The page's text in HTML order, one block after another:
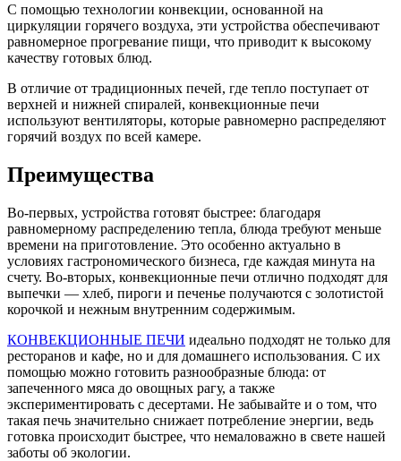
С помощью технологии конвекции, основанной на
циркуляции горячего воздуха, эти устройства обеспечивают
равномерное прогревание пищи, что приводит к высокому
качеству готовых блюд.
В отличие от традиционных печей, где тепло поступает от
верхней и нижней спиралей, конвекционные печи
используют вентиляторы, которые равномерно распределяют
горячий воздух по всей камере.
Преимущества
Во-первых, устройства готовят быстрее: благодаря
равномерному распределению тепла, блюда требуют меньше
времени на приготовление. Это особенно актуально в
условиях гастрономического бизнеса, где каждая минута на
счету. Во-вторых, конвекционные печи отлично подходят для
выпечки — хлеб, пироги и печенье получаются с золотистой
корочкой и нежным внутренним содержимым.
КОНВЕКЦИОННЫЕ ПЕЧИ идеально подходят не только для
ресторанов и кафе, но и для домашнего использования. С их
помощью можно готовить разнообразные блюда: от
запеченного мяса до овощных рагу, а также
экспериментировать с десертами. Не забывайте и о том, что
такая печь значительно снижает потребление энергии, ведь
готовка происходит быстрее, что немаловажно в свете нашей
заботы об экологии.